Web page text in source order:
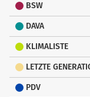
BSW
DAVA
KLIMALISTE
LETZTE
PDV